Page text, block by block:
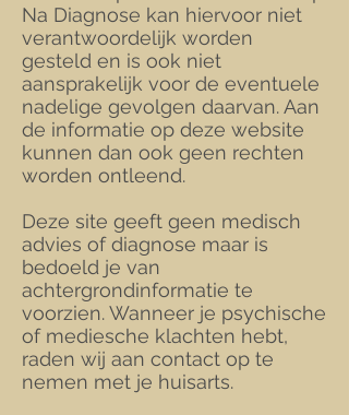
Na Diagnose kan hiervoor niet
verantwoordelijk worden
gesteld en is ook niet
aansprakelijk voor de eventuele
nadelige gevolgen daarvan. Aan
de informatie op deze website
kunnen dan ook geen rechten
worden ontleend.
Deze site geeft geen medisch
advies of diagnose maar is
bedoeld je van
achtergrondinformatie te
voorzien. Wanneer je psychische
of mediesche klachten hebt,
raden wij aan contact op te
nemen met je huisarts.